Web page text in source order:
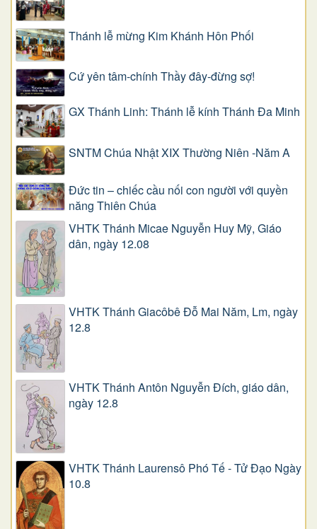
Thánh lễ mừng Kim Khánh Hôn Phối
Cứ yên tâm-chính Thầy đây-đừng sợ!
GX Thánh Linh: Thánh lễ kính Thánh Đa Minh
SNTM Chúa Nhật XIX Thường Niên -Năm A
Đức tin – chiếc cầu nối con người với quyền
năng Thiên Chúa
VHTK Thánh Micae Nguyễn Huy Mỹ, Giáo
dân, ngày 12.08
VHTK Thánh Giacôbê Ðỗ Mai Năm, Lm, ngày
12.8
VHTK Thánh Antôn Nguyễn Ðích, giáo dân,
ngày 12.8
VHTK Thánh Laurensô Phó Tế - Tử Đạo Ngày
10.8